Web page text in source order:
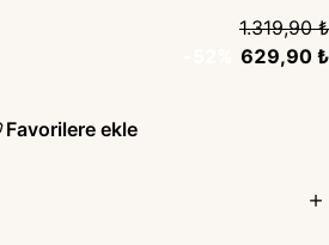
1.319,90 ₺
629,90 ₺
Favorilere ekle